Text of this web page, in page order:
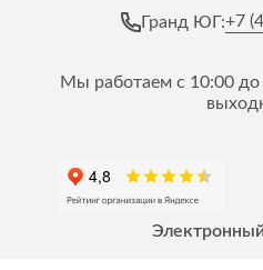
Гранд ЮГ:+7
Мы работаем с 10:00 до